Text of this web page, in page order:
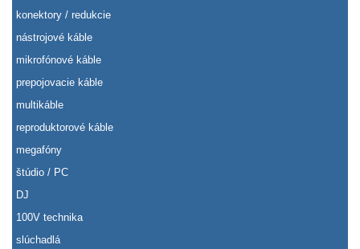
konektory / redukcie
nástrojové káble
mikrofónové káble
prepojovacie káble
multikáble
reproduktorové káble
megafóny
štúdio / PC
DJ
100V technika
slúchadlá